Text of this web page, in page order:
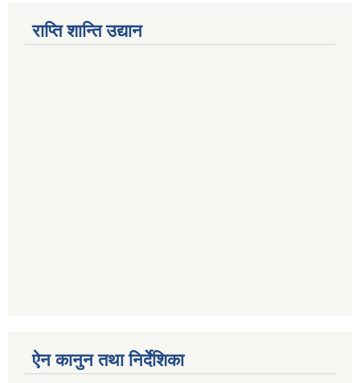
राप्ति शान्ति उद्यान
ऐन कानुन तथा निर्देशिका